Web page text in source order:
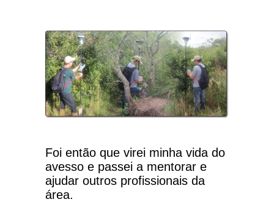
Foi então que virei minha vida do
avesso e passei a mentorar e
ajudar outros profissionais da
área.